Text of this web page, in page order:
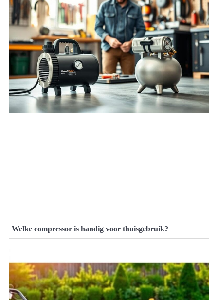
Welke compressor is handig voor thuisgebruik?